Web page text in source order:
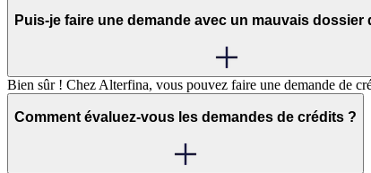
Puis-je faire une demande avec un mauvais dossier
Bien sûr ! Chez Alterfina, vous pouvez faire une demande de
Comment évaluez-vous les demandes de crédits ?